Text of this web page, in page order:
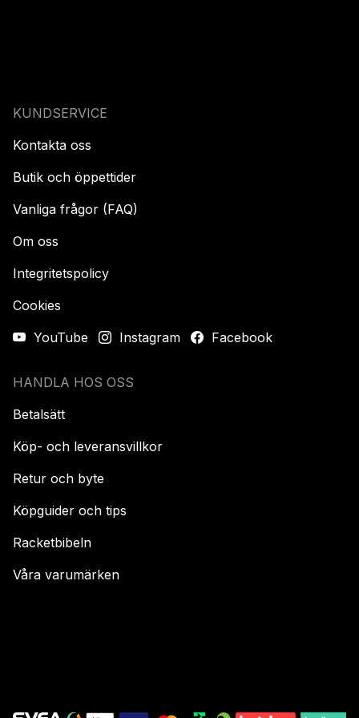
KUNDSERVICE
Kontakta oss
Butik och öppettider
Vanliga frågor (FAQ)
Om oss
Integritetspolicy
Cookies
YouTube
Instagram Facebook
HANDLA HOS OSS
Betalsätt
Köp- och leveransvillkor
Retur och byte
Köpguider och tips
Racketbibeln
Våra varumärken